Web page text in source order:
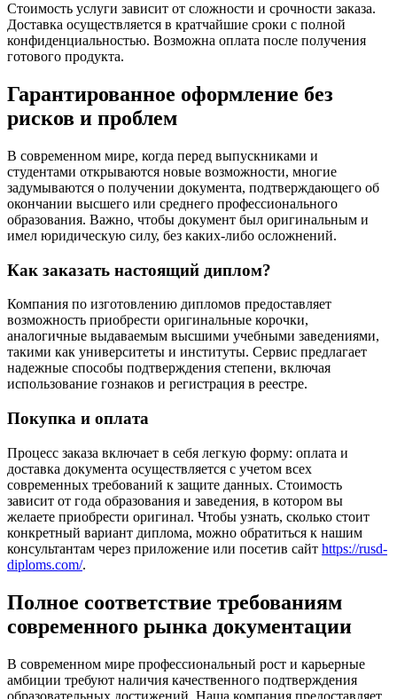
Стоимость услуги зависит от сложности и срочности заказа.
Доставка осуществляется в кратчайшие сроки с полной
конфиденциальностью. Возможна оплата после получения
готового продукта.
Гарантированное оформление без
рисков и проблем
В современном мире, когда перед выпускниками и
студентами открываются новые возможности, многие
задумываются о получении документа, подтверждающего об
окончании высшего или среднего профессионального
образования. Важно, чтобы документ был оригинальным и
имел юридическую силу, без каких-либо осложнений.
Как заказать настоящий диплом?
Компания по изготовлению дипломов предоставляет
возможность приобрести оригинальные корочки,
аналогичные выдаваемым высшими учебными заведениями,
такими как университеты и институты. Сервис предлагает
надежные способы подтверждения степени, включая
использование гознаков и регистрация в реестре.
Покупка и оплата
Процесс заказа включает в себя легкую форму: оплата и
доставка документа осуществляется с учетом всех
современных требований к защите данных. Стоимость
зависит от года образования и заведения, в котором вы
желаете приобрести оригинал. Чтобы узнать, сколько стоит
конкретный вариант диплома, можно обратиться к нашим
консультантам через приложение или посетив сайт https://rusd-
diploms.com/.
Полное соответствие требованиям
современного рынка документации
В современном мире профессиональный рост и карьерные
амбиции требуют наличия качественного подтверждения
образовательных достижений. Наша компания предоставляет